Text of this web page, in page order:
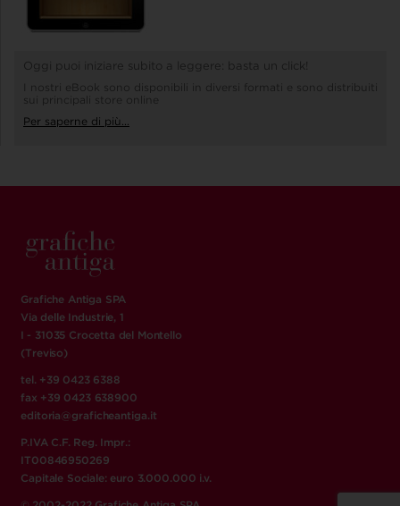
Oggi puoi iniziare subito a leggere: basta un click!
I nostri eBook sono disponibili in diversi formati e sono distribuiti
sui principali store online
Per saperne di più...
Grafiche Antiga SPA
Via delle Industrie, 1
I - 31035 Crocetta del Montello
(Treviso)
tel. +39 0423 6388
fax +39 0423 638900
editoria@graficheantiga.it
P.IVA C.F. Reg. Impr.:
IT00846950269
Capitale Sociale: euro 3.000.000 i.v.